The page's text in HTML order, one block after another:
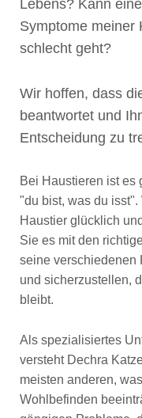
Lebens? Kann
Symptome meiner
schlecht geht?
Wir hoffen, dass
beantwortet und
Entscheidung zu
Bei Haustieren ist es
"du bist, was du
Haustier glücklich
Sie es mit den
seine verschiedenen
und sicherzustellen,
bleibt.
Als spezialisiertes
versteht Dechra
meisten anderen,
Wohlbefinden